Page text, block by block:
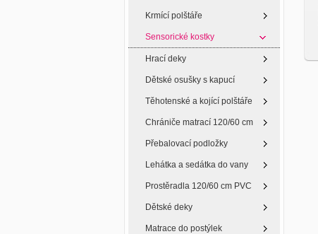
Krmící polštáře
Sensorické kostky
Hrací deky
Dětské osušky s kapucí
Těhotenské a kojící polštáře
Chrániče matrací 120/60 cm
Přebalovací podložky
Lehátka a sedátka do vany
Prostěradla 120/60 cm PVC
Dětské deky
Matrace do postýlek